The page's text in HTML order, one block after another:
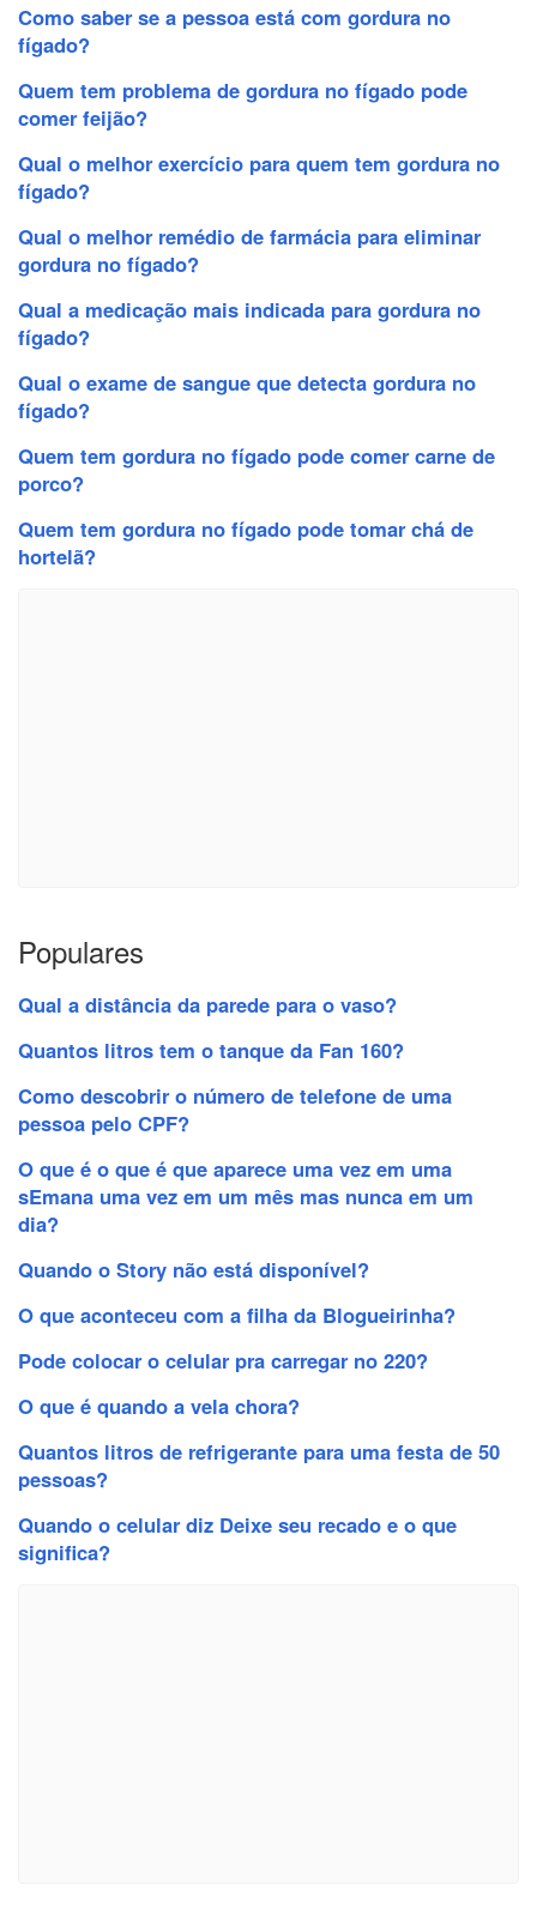
Como saber se a pessoa está com gordura no
fígado?
Quem tem problema de gordura no fígado pode
comer feijão?
Qual o melhor exercício para quem tem gordura no
fígado?
Qual o melhor remédio de farmácia para eliminar
gordura no fígado?
Qual a medicação mais indicada para gordura no
fígado?
Qual o exame de sangue que detecta gordura no
fígado?
Quem tem gordura no fígado pode comer carne de
porco?
Quem tem gordura no fígado pode tomar chá de
hortelã?
Populares
Qual a distância da parede para o vaso?
Quantos litros tem o tanque da Fan 160?
Como descobrir o número de telefone de uma
pessoa pelo CPF?
O que é o que é que aparece uma vez em uma
sEmana uma vez em um mês mas nunca em um
dia?
Quando o Story não está disponível?
O que aconteceu com a filha da Blogueirinha?
Pode colocar o celular pra carregar no 220?
O que é quando a vela chora?
Quantos litros de refrigerante para uma festa de 50
pessoas?
Quando o celular diz Deixe seu recado e o que
significa?